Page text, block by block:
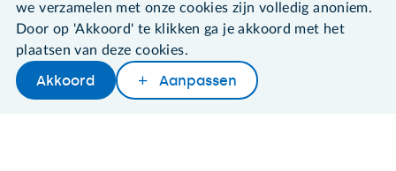
we verzamelen met onze cookies zijn volledig anoniem.
Door op 'Akkoord' te klikken ga je akkoord met het
plaatsen van deze cookies.
Akkoord Aanpassen